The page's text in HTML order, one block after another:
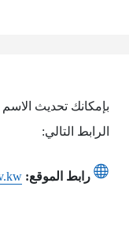
بإمكانك تحديث الاسم
الرابط التالي:
رابط الموقع: